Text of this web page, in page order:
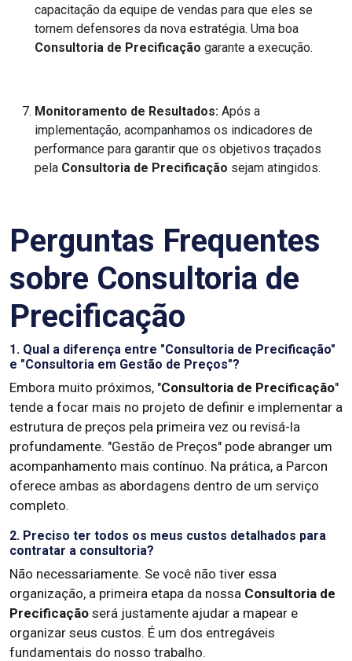
capacitação da equipe de vendas para que eles se
tornem defensores da nova estratégia. Uma boa
Consultoria de Precificação garante a execução.
Monitoramento de Resultados: Após a
implementação, acompanhamos os indicadores de
performance para garantir que os objetivos traçados
pela Consultoria de Precificação sejam atingidos.
Perguntas Frequentes
sobre Consultoria de
Precificação
1. Qual a diferença entre "Consultoria de Precificação"
e "Consultoria em Gestão de Preços"?
Embora muito próximos, "Consultoria de Precificação"
tende a focar mais no projeto de definir e implementar a
estrutura de preços pela primeira vez ou revisá-la
profundamente. "Gestão de Preços" pode abranger um
acompanhamento mais contínuo. Na prática, a Parcon
oferece ambas as abordagens dentro de um serviço
completo.
2. Preciso ter todos os meus custos detalhados para
contratar a consultoria?
Não necessariamente. Se você não tiver essa
organização, a primeira etapa da nossa Consultoria de
Precificação será justamente ajudar a mapear e
organizar seus custos. É um dos entregáveis
fundamentais do nosso trabalho.